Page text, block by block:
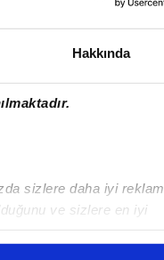
Hakkında
sizlere daha iyi reklam
ve sizlere en iyi